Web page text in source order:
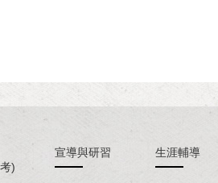
)
宣導與研習 生涯輔導